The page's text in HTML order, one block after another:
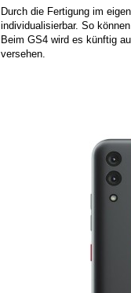
Durch die Fertigung im
individualisierbar. So
Beim GS4 wird es künftig
versehen.